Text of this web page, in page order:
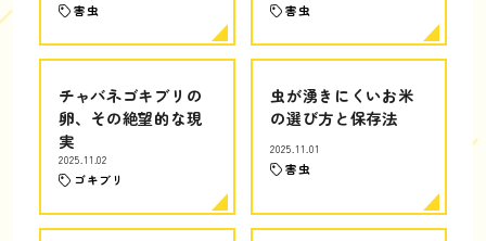
害虫 害虫
チャバネゴキブリの
卵、その絶望的な現
実
2025.11.02
ゴキブリ
虫が湧きにくいお米
の選び方と保存法
2025.11.01
害虫